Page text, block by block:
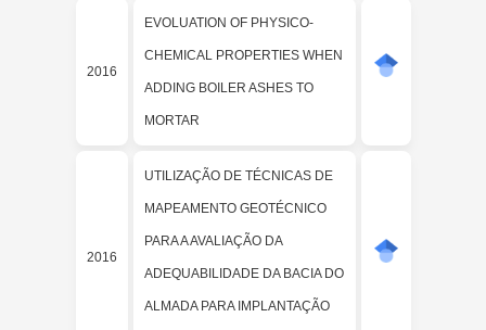
2016
EVOLUATION OF PHYSICO-
CHEMICAL PROPERTIES WHEN
ADDING BOILER ASHES TO
MORTAR
2016
UTILIZAÇÃO DE TÉCNICAS DE
MAPEAMENTO GEOTÉCNICO
PARA A AVALIAÇÃO DA
ADEQUABILIDADE DA BACIA DO
ALMADA PARA IMPLANTAÇÃO